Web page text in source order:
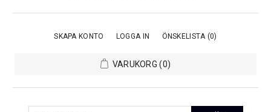
SKAPA KONTO LOGGA IN ÖNSKELISTA (0)
VARUKORG (0)